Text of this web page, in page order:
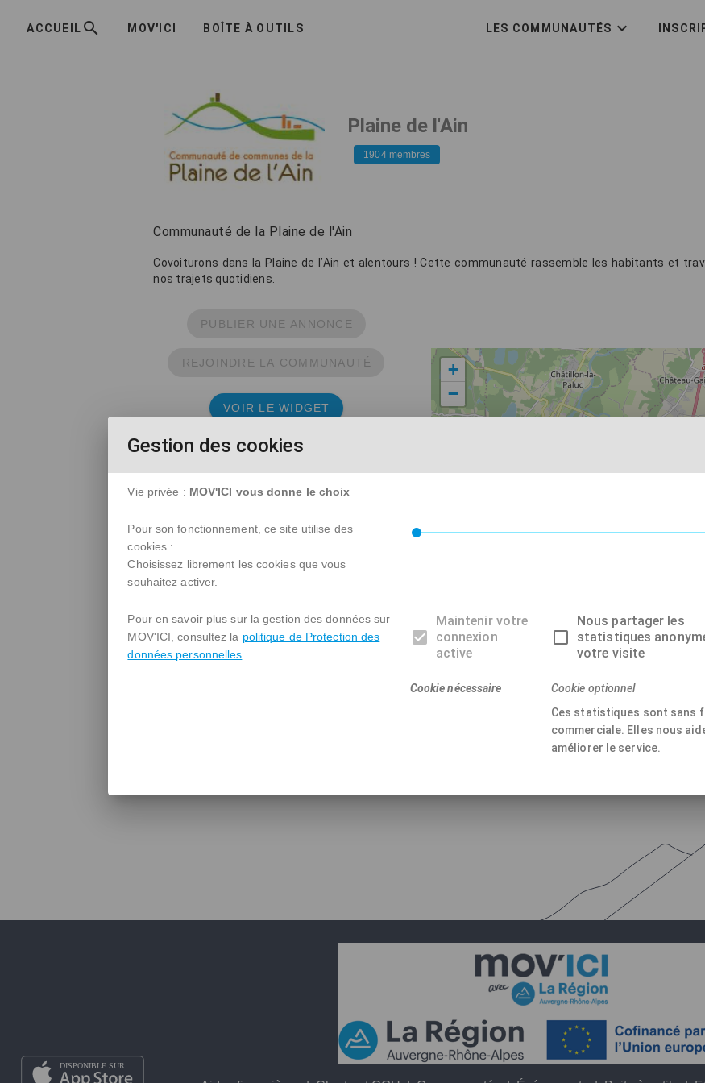
ACCUEIL MOV'ICI BOÎTE À OUTILS LES COMMUNAUTÉS
Plaine de l'Ain
1904 membres
Communauté de la Plaine de l'Ain
Covoiturons dans la Plaine de l’Ain et alentours ! Cette communauté rassemble les habitants et
nos trajets quotidiens.
PUBLIER UNE ANNONCE
REJOINDRE LA COMMUNAUTÉ
VOIR LE WIDGET
+
−
Gestion des cookies
Vie privée : MOV'ICI vous donne le choix
Pour son fonctionnement, ce site utilise des
cookies :
Choisissez librement les cookies que vous
souhaitez activer.
Pour en savoir plus sur la gestion des données sur
MOV'ICI, consultez la politique de Protection des
données personnelles
Maintenir votre
connexion
active
Cookie nécessaire
Nous partager les
statistiques
votre visite
Cookie optionnel
Ces statistiques sont sans
commerciale. Elles nous
améliorer le service.